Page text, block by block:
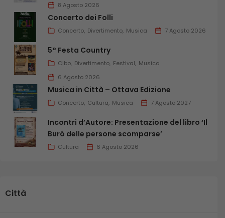
8 Agosto 2026
Concerto dei Folli
Concerto Divertimento Musica 7 Agosto 2026
5° Festa Country
Cibo Divertimento Festival Musica
6 Agosto 2026
Musica in Città – Ottava Edizione
Concerto Cultura Musica 7 Agosto 2027
Incontri d’Autore: Presentazione del libro ‘Il
Buró delle persone scomparse’
Cultura 6 Agosto 2026
Città